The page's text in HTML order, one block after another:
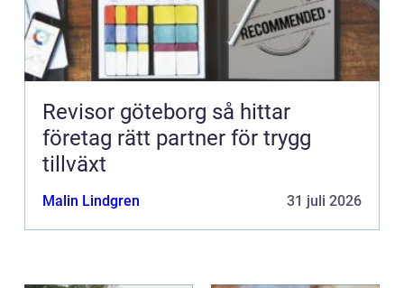
Revisor göteborg så hittar
företag rätt partner för trygg
tillväxt
Malin Lindgren 31 juli 2026